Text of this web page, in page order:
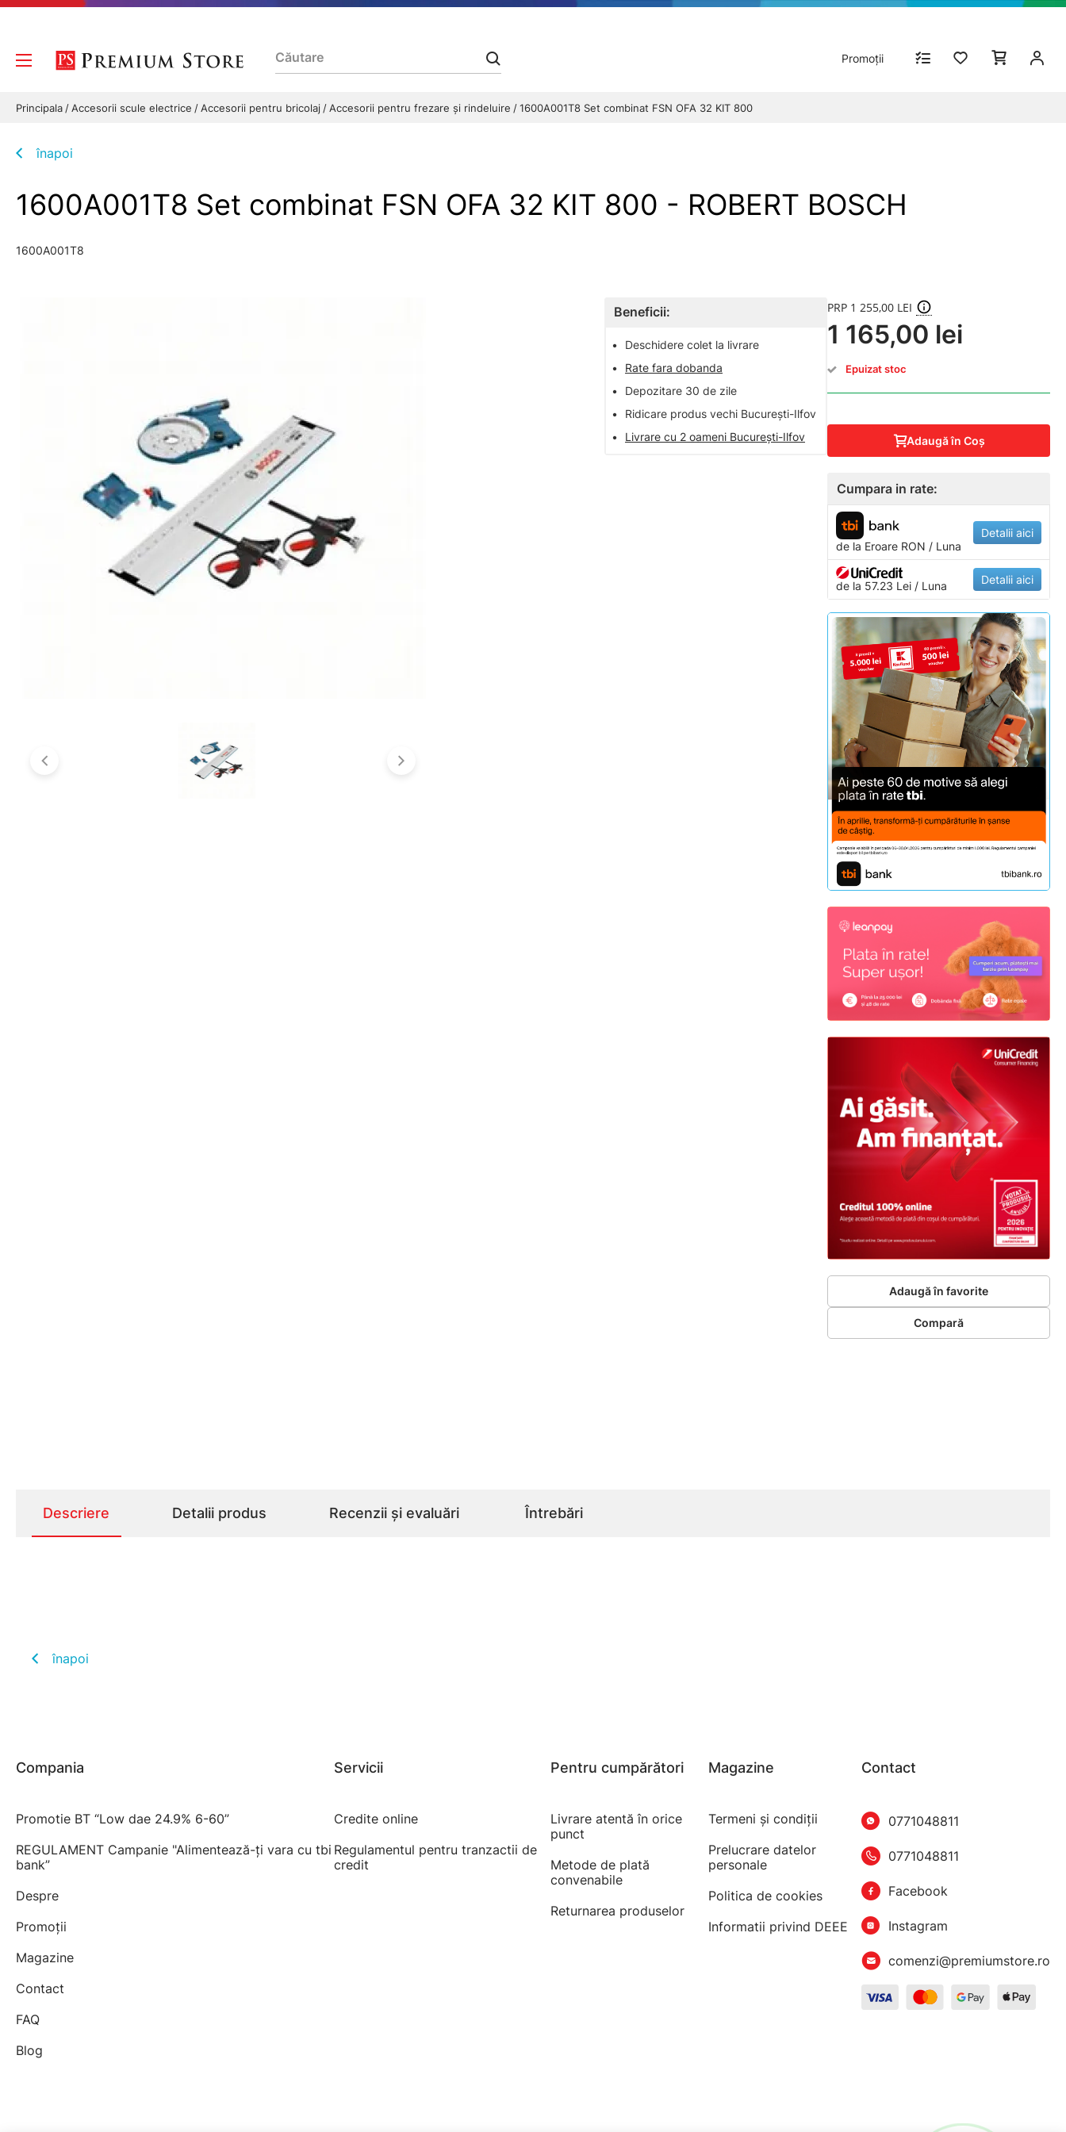
Promoții
Principala Accesorii scule electrice Accesorii pentru bricolaj Accesorii pentru frezare și rindeluire 1600A001T8 Set combinat FSN OFA 32 KIT 800
înapoi
1600A001T8 Set combinat FSN OFA 32 KIT 800 - ROBERT BOSCH
1600A001T8
Beneficii:
•
Deschidere colet la livrare
•
Rate fara dobanda
•
Depozitare 30 de zile
•
Ridicare produs vechi București-Ilfov
•
Livrare cu 2 oameni București-Ilfov
PRP 1 255,00 LEI
1 165,00 lei
Epuizat stoc
Adaugă în Coş
Cumpara in rate:
de la Eroare RON / Luna
Detalii aici
de la 57.23 Lei / Luna Detalii aici
Adaugă în favorite
Compară
Descriere Detalii produs Recenzii și evaluări Întrebări
înapoi
Compania
Promotie BT “Low dae 24.9% 6-60”
REGULAMENT Campanie "Alimentează-ți vara cu tbi
bank”
Despre
Promoții
Magazine
Contact
FAQ
Blog
Servicii
Credite online
Regulamentul pentru tranzactii de
credit
Pentru cumpărători
Livrare atentă în orice
punct
Metode de plată
convenabile
Returnarea produselor
Magazine
Termeni şi condiţii
Prelucrare datelor
personale
Politica de cookies
Informatii privind DEEE
Contact
0771048811
0771048811
Facebook
Instagram
comenzi@premiumstore.ro